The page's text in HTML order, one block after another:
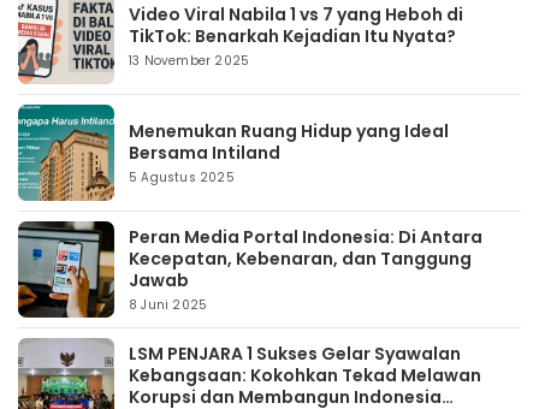
Video Viral Nabila 1 vs 7 yang Heboh di
TikTok: Benarkah Kejadian Itu Nyata?
13 November 2025
Menemukan Ruang Hidup yang Ideal
Bersama Intiland
5 Agustus 2025
Peran Media Portal Indonesia: Di Antara
Kecepatan, Kebenaran, dan Tanggung
Jawab
8 Juni 2025
LSM PENJARA 1 Sukses Gelar Syawalan
Kebangsaan: Kokohkan Tekad Melawan
Korupsi dan Membangun Indonesia